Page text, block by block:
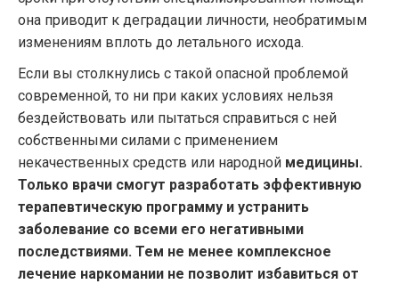
она приводит к деградации личности, необратимым
изменениям вплоть до летального исхода.
Если вы столкнулись с такой опасной проблемой
современной, то ни при каких условиях нельзя
бездействовать или пытаться справиться с ней
собственными силами с применением
некачественных средств или народной медицины.
Только врачи смогут разработать эффективную
терапевтическую программу и устранить
заболевание со всеми его негативными
последствиями. Тем не менее комплексное
лечение наркомании не позволит избавиться от